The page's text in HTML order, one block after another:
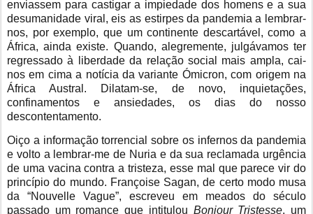
enviassem para castigar a impiedade dos homens e a sua
desumanidade viral, eis as estirpes da pandemia a lembrar-
nos, por exemplo, que um continente descartável, como a
África, ainda existe. Quando, alegremente, julgávamos ter
regressado à liberdade da relação social mais ampla, cai-
nos em cima a notícia da variante Ómicron, com origem na
África Austral. Dilatam-se, de novo, inquietações,
confinamentos e ansiedades, os dias do nosso
descontentamento.
Oiço a informação torrencial sobre os infernos da pandemia
e volto a lembrar-me de Nuria e da sua reclamada urgência
de uma vacina contra a tristeza, esse mal que parece vir do
princípio do mundo. Françoise Sagan, de certo modo musa
da “Nouvelle Vague”, escreveu em meados do século
passado um romance que intitulou Bonjour Tristesse, um